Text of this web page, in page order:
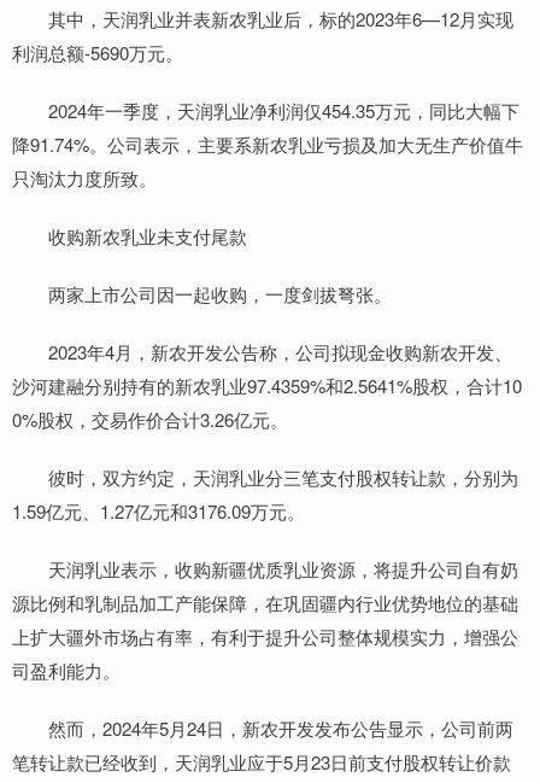
其中，天润乳业并表新农乳业后，标的2023年6—12月实现
利润总额-5690万元。
2024年一季度，天润乳业净利润仅454.35万元，同比大幅下
降91.74%。公司表示，主要系新农乳业亏损及加大无生产价值牛
只淘汰力度所致。
收购新农乳业未支付尾款
两家上市公司因一起收购，一度剑拔弩张。
2023年4月，新农开发公告称，公司拟现金收购新农开发、
沙河建融分别持有的新农乳业97.4359%和2.5641%股权，合计10
0%股权，交易作价合计3.26亿元。
彼时，双方约定，天润乳业分三笔支付股权转让款，分别为
1.59亿元、1.27亿元和3176.09万元。
天润乳业表示，收购新疆优质乳业资源，将提升公司自有奶
源比例和乳制品加工产能保障，在巩固疆内行业优势地位的基础
上扩大疆外市场占有率，有利于提升公司整体规模实力，增强公
司盈利能力。
然而，2024年5月24日，新农开发发布公告显示，公司前两
笔转让款已经收到，天润乳业应于5月23日前支付股权转让价款